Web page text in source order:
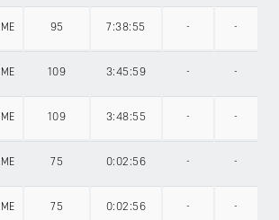
ME 95 7:38:55 - -
ME 109 3:45:59 - -
ME 109 3:48:55 - -
ME 75 0:02:56 - -
ME 75 0:02:56 - -